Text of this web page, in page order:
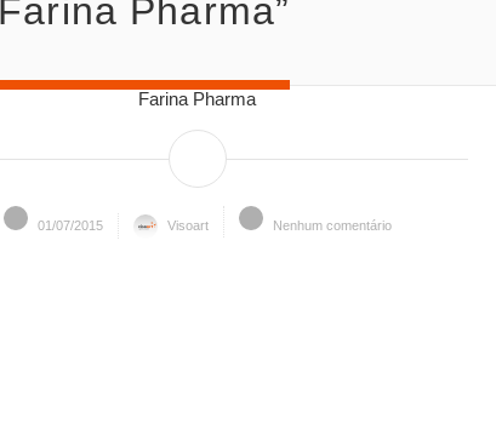
Pharma”
Farina Pharma
01/07/2015 Visoart Nenhum comentário